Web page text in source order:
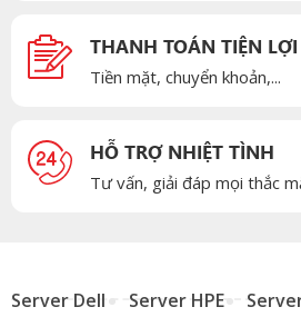
THANH TOÁN TIỆN LỢI
Tiền mặt, chuyển khoản,...
HỖ TRỢ NHIỆT TÌNH
Tư vấn, giải đáp mọi thắc
Server Dell Server HPE